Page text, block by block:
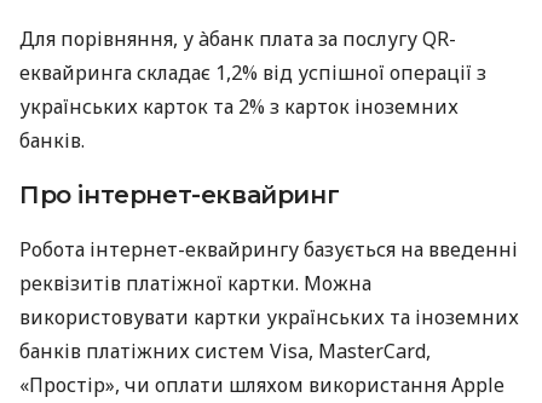
Для порівняння, у àбанк плата за послугу QR-
еквайринга складає 1,2% від успішної операції з
українських карток та 2% з карток іноземних
банків.
Про інтернет-еквайринг
Робота інтернет-еквайрингу базується на введенні
реквізитів платіжної картки. Можна
використовувати картки українських та іноземних
банків платіжних систем Visa, MasterCard,
«Простір», чи оплати шляхом використання Apple